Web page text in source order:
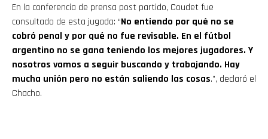
En la conferencia de prensa post partido, Coudet fue
consultado de esta jugada: “No entiendo por qué no se
cobró penal y por qué no fue revisable. En el fútbol
argentino no se gana teniendo los mejores jugadores. Y
nosotros vamos a seguir buscando y trabajando. Hay
mucha unión pero no están saliendo las cosas.”, declaró el
Chacho.